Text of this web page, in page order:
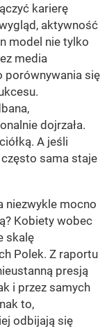
karierę
aktywność
model nie tylko
media
porównywania się
dojrzała.
A jeśli
sama staje
niezwykle mocno
Kobiety wobec
skalę
Polek. Z raportu
presją
i przez samych
to,
odbijają się